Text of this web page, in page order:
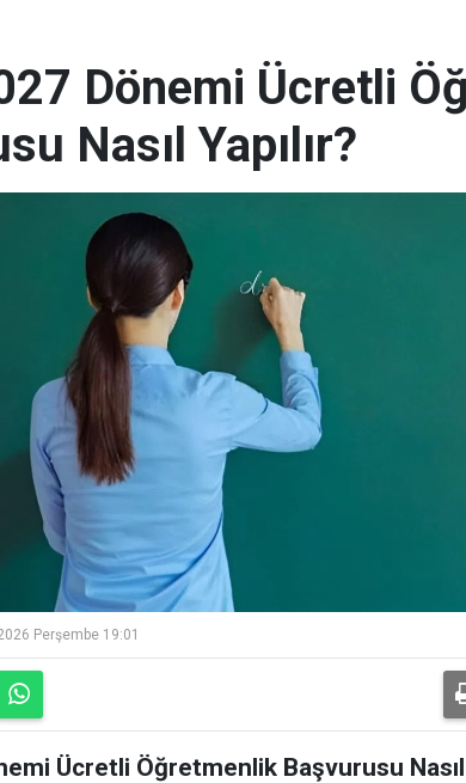
Dönemi Ücretli
Nasıl Yapılır?
Perşembe 19:01
Ücretli Öğretmenlik Başvurusu Nasıl